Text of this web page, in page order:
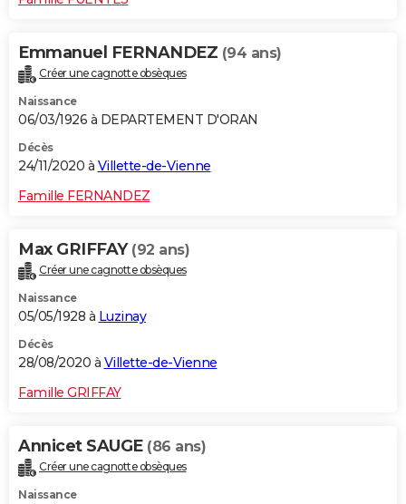
Emmanuel FERNANDEZ (94 ans)
Créer une cagnotte obsèques
Naissance
06/03/1926 à DEPARTEMENT D'ORAN
Décès
24/11/2020 à Villette-de-Vienne
Famille FERNANDEZ
Max GRIFFAY (92 ans)
Créer une cagnotte obsèques
Naissance
05/05/1928 à Luzinay
Décès
28/08/2020 à Villette-de-Vienne
Famille GRIFFAY
Annicet SAUGE (86 ans)
Créer une cagnotte obsèques
Naissance